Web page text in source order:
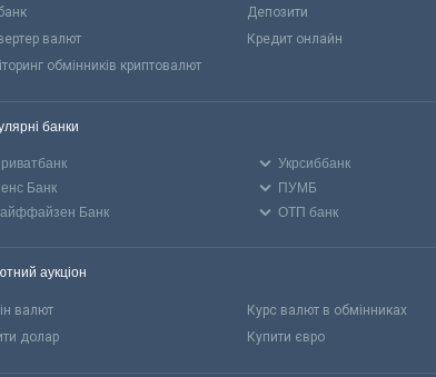
Депозити
валют
Кредит онлайн
обмінників криптовалют
банки
Укрсиббанк
Банк
ПУМБ
Банк
ОТП банк
аукціон
валют Курс валют в обмінниках
долар
Купити євро